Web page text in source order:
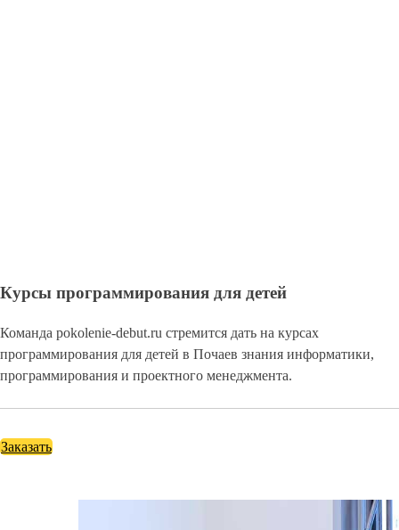
Курсы программирования для детей
Команда pokolenie-debut.ru стремится дать на курсах
программирования для детей в Почаев знания информатики,
программирования и проектного менеджмента.
Заказать